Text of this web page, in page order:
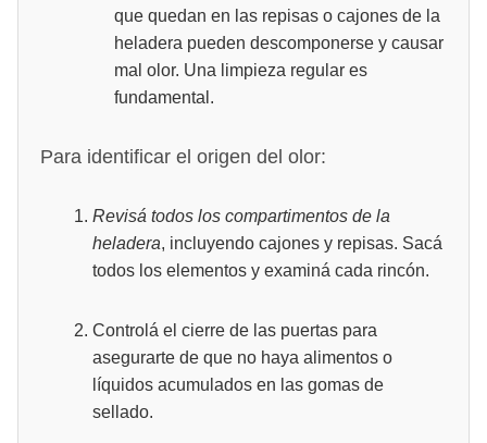
que quedan en las repisas o cajones de la
heladera pueden descomponerse y causar
mal olor. Una limpieza regular es
fundamental.
Para identificar el origen del olor:
Revisá todos los compartimentos de la
heladera, incluyendo cajones y repisas. Sacá
todos los elementos y examiná cada rincón.
Controlá el cierre de las puertas para
asegurarte de que no haya alimentos o
líquidos acumulados en las gomas de
sellado.